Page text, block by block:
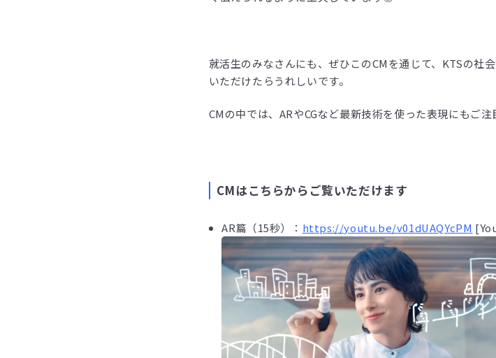
就活生のみなさんにも、ぜひこのCMを通じて、KTSの社
いただけたらうれしいです。
CMの中では、ARやCGなど最新技術を使った表現にもご注
CMはこちらからご覧いただけます
AR篇（15秒）： https://youtu.be/v01dUAQYcPM